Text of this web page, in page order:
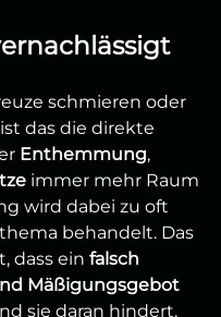
schmieren oder
das die direkte
Enthemmung,
immer mehr Raum
wird dabei zu oft
behandelt. Das
dass ein falsch
Mäßigungsgebot
sie daran hindert,